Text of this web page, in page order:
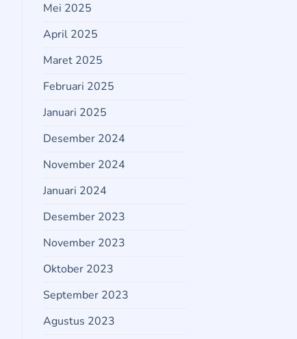
Mei 2025
April 2025
Maret 2025
Februari 2025
Januari 2025
Desember 2024
November 2024
Januari 2024
Desember 2023
November 2023
Oktober 2023
September 2023
Agustus 2023